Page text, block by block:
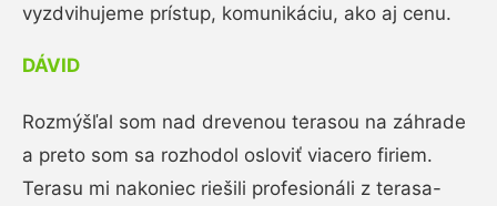
vyzdvihujeme prístup, komunikáciu, ako aj cenu.
DÁVID
Rozmýšľal som nad drevenou terasou na záhrade
a preto som sa rozhodol osloviť viacero firiem.
Terasu mi nakoniec riešili profesionáli z terasa-